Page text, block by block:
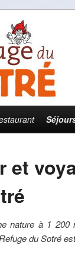
et
nature à 1 200
du Sotré